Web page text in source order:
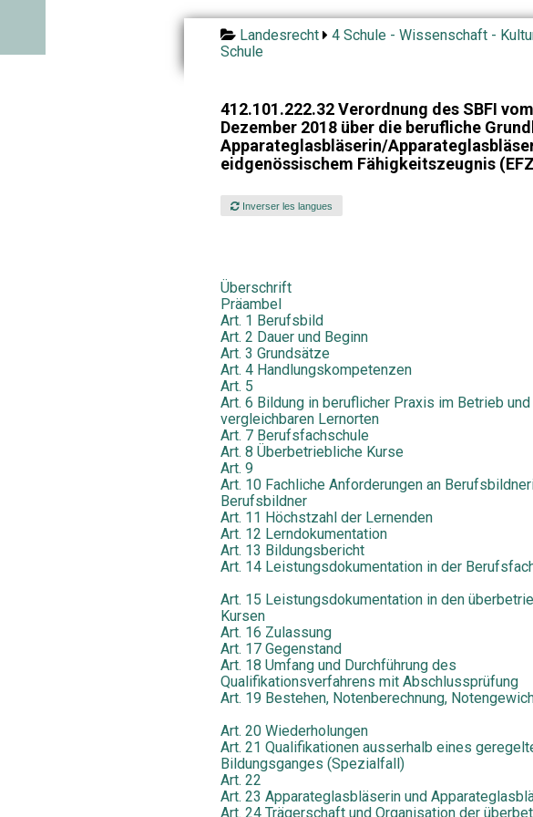
Landesrecht 4 Schule - Wissenschaft -
Schule
412.101.222.32 Verordnung des SBFI
Dezember 2018 über die berufliche
Apparateglasbläserin/
eidgenössischem Fähigkeitszeugnis
Inverser les langues
Überschrift
Präambel
Art. 1 Berufsbild
Art. 2 Dauer und Beginn
Art. 3 Grundsätze
Art. 4 Handlungskompetenzen
Art. 5
Art. 6 Bildung in beruflicher Praxis im Betrieb und
vergleichbaren Lernorten
Art. 7 Berufsfachschule
Art. 8 Überbetriebliche Kurse
Art. 9
Art. 10 Fachliche Anforderungen an
Berufsbildner
Art. 11 Höchstzahl der Lernenden
Art. 12 Lerndokumentation
Art. 13 Bildungsbericht
Art. 14 Leistungsdokumentation in der
Art. 15 Leistungsdokumentation in den
Kursen
Art. 16 Zulassung
Art. 17 Gegenstand
Art. 18 Umfang und Durchführung des
Qualifikationsverfahrens mit Abschlussprüfung
Art. 19 Bestehen, Notenberechnung,
Art. 20 Wiederholungen
Art. 21 Qualifikationen ausserhalb eines
Bildungsganges (Spezialfall)
Art. 22
Art. 23 Apparateglasbläserin und
Art. 24 Trägerschaft und Organisation der